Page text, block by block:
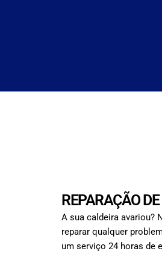
REPARAÇÃO
A sua caldeira avariou?
reparar qualquer
um serviço 24 horas de